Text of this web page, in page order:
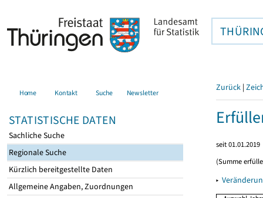
Home Kontakt Suche Newsletter
STATISTISCHE DATEN
Sachliche Suche
Regionale Suche
Kürzlich bereitgestellte Daten
Allgemeine Angaben, Zuordnungen
Zurück |
seit 01.01.2019
(Summe
▸